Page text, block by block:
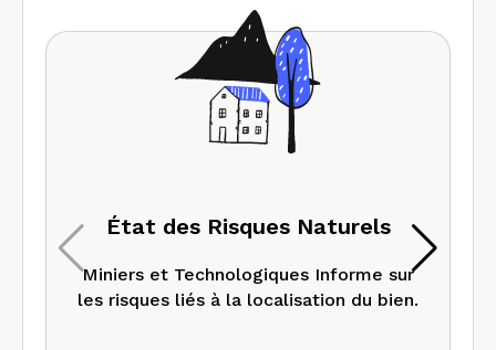
État des Risques Naturels
Miniers et Technologiques Informe sur
les risques liés à la localisation du bien.